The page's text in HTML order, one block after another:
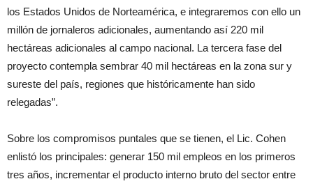
los Estados Unidos de Norteamérica, e integraremos con ello un
millón de jornaleros adicionales, aumentando así 220 mil
hectáreas adicionales al campo nacional. La tercera fase del
proyecto contempla sembrar 40 mil hectáreas en la zona sur y
sureste del país, regiones que históricamente han sido
relegadas”.
Sobre los compromisos puntales que se tienen, el Lic. Cohen
enlistó los principales: generar 150 mil empleos en los primeros
tres años, incrementar el producto interno bruto del sector entre